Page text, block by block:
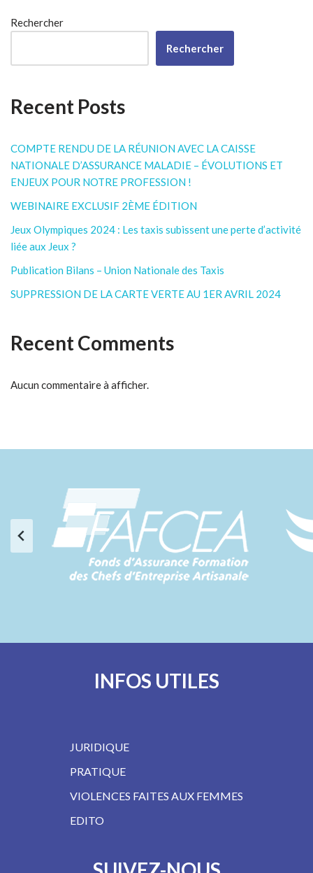
Rechercher
Rechercher
Recent Posts
COMPTE RENDU DE LA RÉUNION AVEC LA CAISSE
NATIONALE D’ASSURANCE MALADIE – ÉVOLUTIONS ET
ENJEUX POUR NOTRE PROFESSION !
WEBINAIRE EXCLUSIF 2ÈME ÉDITION
Jeux Olympiques 2024 : Les taxis subissent une perte d’activité
liée aux Jeux ?
Publication Bilans – Union Nationale des Taxis
SUPPRESSION DE LA CARTE VERTE AU 1ER AVRIL 2024
Recent Comments
Aucun commentaire à afficher.
INFOS UTILES
JURIDIQUE
PRATIQUE
VIOLENCES FAITES AUX FEMMES
EDITO